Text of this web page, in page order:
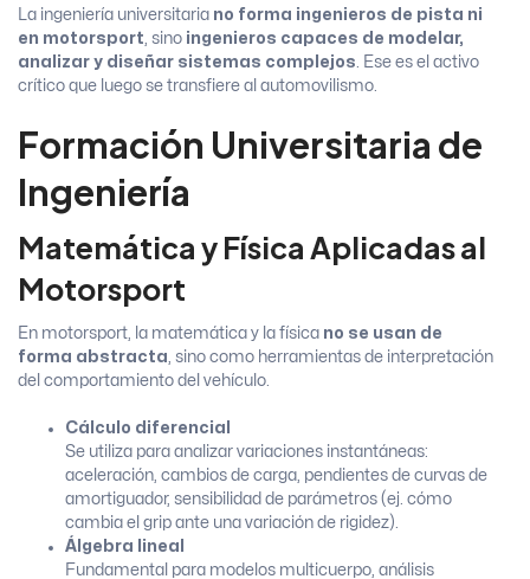
La ingeniería universitaria no forma ingenieros de pista ni
en motorsport , sino ingenieros capaces de modelar,
analizar y diseñar sistemas complejos . Ese es el activo
crítico que luego se transfiere al automovilismo.
Formación Universitaria de
Ingeniería
Matemática y Física Aplicadas al
Motorsport
En motorsport, la matemática y la física no se usan de
forma abstracta , sino como herramientas de interpretación
del comportamiento del vehículo.
Cálculo diferencial
Se utiliza para analizar variaciones instantáneas:
aceleración, cambios de carga, pendientes de curvas de
amortiguador, sensibilidad de parámetros (ej. cómo
cambia el grip ante una variación de rigidez).
Álgebra lineal
Fundamental para modelos multicuerpo, análisis